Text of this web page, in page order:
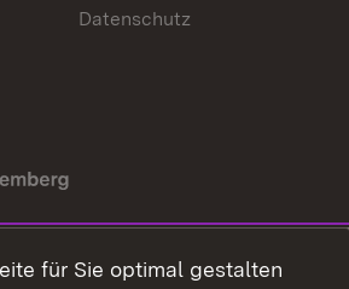
Datenschutz
für Sie optimal gestalten